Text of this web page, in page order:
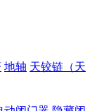
地轴 天铰链（天